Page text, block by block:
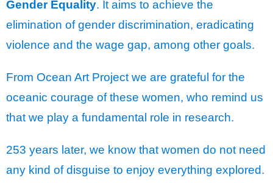
Gender Equality. It aims to achieve the
elimination of gender discrimination, eradicating
violence and the wage gap, among other goals.
From Ocean Art Project we are grateful for the
oceanic courage of these women, who remind us
that we play a fundamental role in research.
253 years later, we know that women do not need
any kind of disguise to enjoy everything explored.